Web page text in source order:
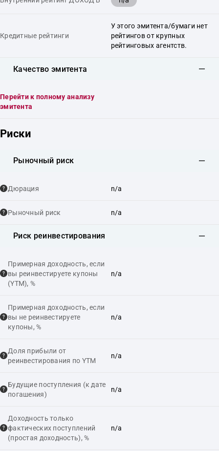
Кредитные рейтинги
У этого эмитента/бумаги нет
рейтингов от крупных
рейтинговых агентств.
Качество эмитента
Перейти к полному анализу
эмитента
Риски
Рыночный риск
Дюрация n/a
Рыночный риск n/a
Риск реинвестирования
Примерная доходность, если
вы реинвестируете купоны
(YTM), %
n/a
Примерная доходность, если
вы не реинвестируете
купоны, %
n/a
Доля прибыли от
реинвестирования по YTM
n/a
Будущие поступления (к дате
погашения)
n/a
Доходность только
фактических поступлений
(простая доходность), %
n/a